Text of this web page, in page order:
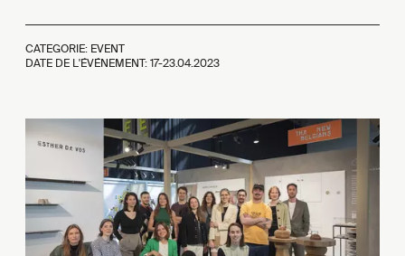
CATEGORIE: EVENT
DATE DE L'ÉVÉNEMENT: 17-23.04.2023